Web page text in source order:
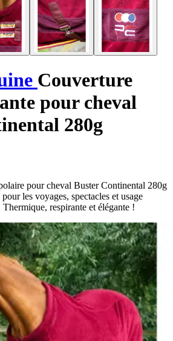
Couverture
pour cheval
280g
pour cheval Buster Continental 280g
les voyages, spectacles et usage
respirante et élégante !